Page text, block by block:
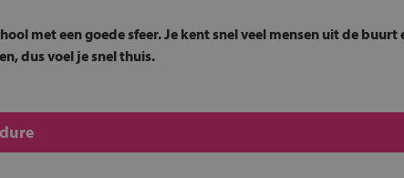
met een goede sfeer. Je kent snel veel mensen uit de buurt
dus voel je snel thuis.